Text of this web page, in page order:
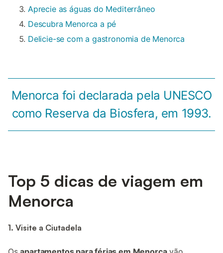
Aprecie as águas do Mediterrâneo
Descubra Menorca a pé
Delicie-se com a gastronomia de Menorca
Menorca foi declarada pela UNESCO
como Reserva da Biosfera, em 1993.
Top 5 dicas de viagem em
Menorca
1. Visite a Ciutadela